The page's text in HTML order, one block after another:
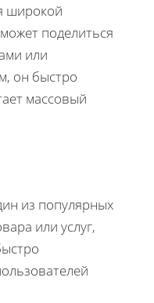
широкой
поделиться
или
он быстро
массовый
из популярных
или услуг,